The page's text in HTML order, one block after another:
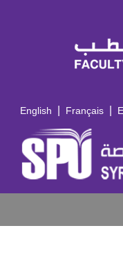
English | Français |